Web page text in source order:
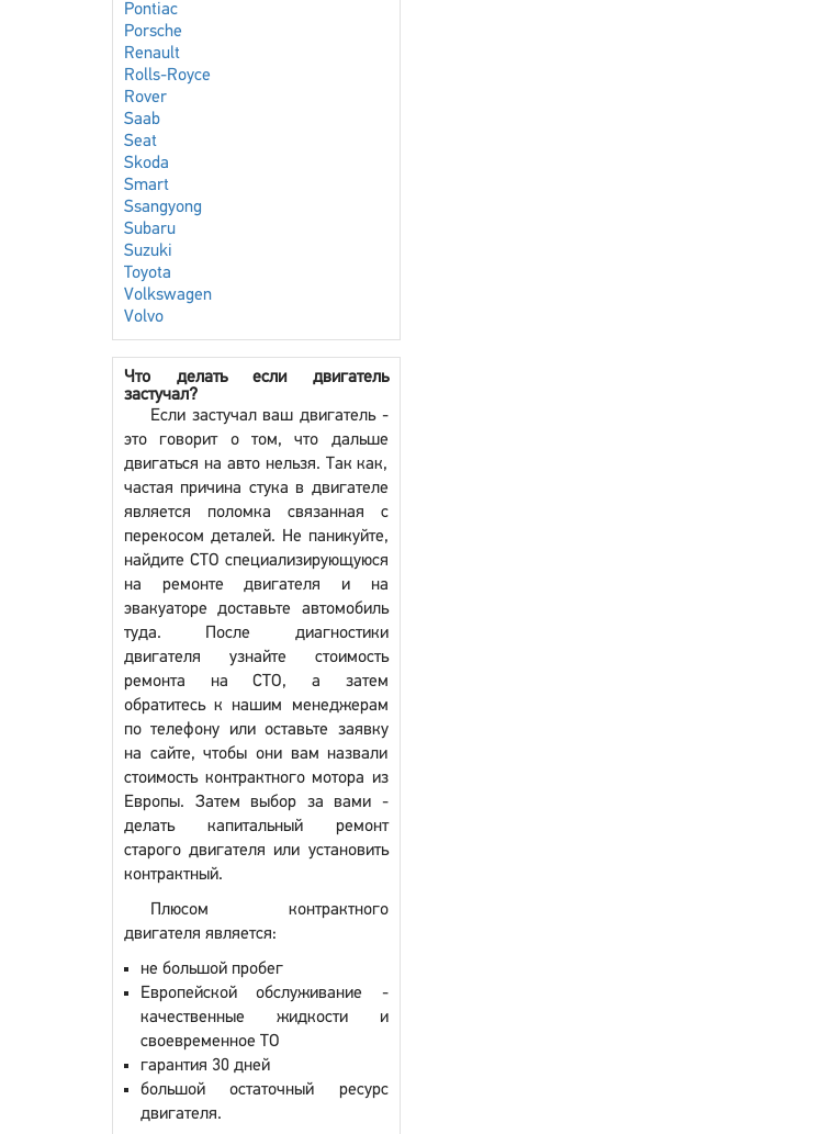
Pontiac
Porsche
Renault
Rolls-Royce
Rover
Saab
Seat
Skoda
Smart
Ssangyong
Subaru
Suzuki
Toyota
Volkswagen
Volvo
Что делать если двигатель
застучал?
Если застучал ваш двигатель -
это говорит о том, что дальше
двигаться на авто нельзя. Так как,
частая причина стука в двигателе
является поломка связанная с
перекосом деталей. Не паникуйте,
найдите СТО специализирующуюся
на ремонте двигателя и на
эвакуаторе доставьте автомобиль
туда. После диагностики
двигателя узнайте стоимость
ремонта на СТО, а затем
обратитесь к нашим менеджерам
по телефону или оставьте заявку
на сайте, чтобы они вам назвали
стоимость контрактного мотора из
Европы. Затем выбор за вами -
делать капитальный ремонт
старого двигателя или установить
контрактный.
Плюсом контрактного
двигателя является:
не большой пробег
Европейской обслуживание -
качественные жидкости и
своевременное ТО
гарантия 30 дней
большой остаточный ресурс
двигателя.